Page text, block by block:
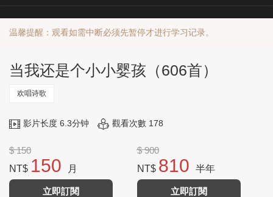
温馨提醒：观看如需中断必须先暂停才进行学习记录。
当我还是个小小婴孩（606首）
欢唱诗歌
影片长度 6.3分钟 觀看次數 178
$ 150
NT$ 150 月
立即訂閱
$ 900
NT$ 810 半年
立即訂閱